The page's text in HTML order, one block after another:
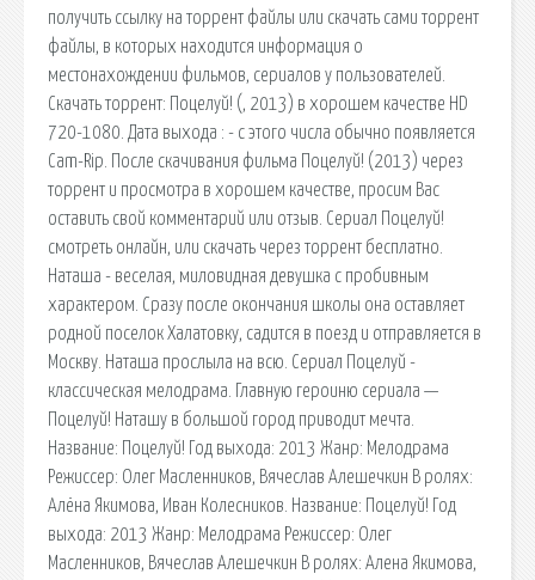
получить ссылку на торрент файлы или скачать сами торрент
файлы, в которых находится информация о
местонахождении фильмов, сериалов у пользователей.
Скачать торрент: Поцелуй! (, 2013) в хорошем качестве HD
720-1080. Дата выхода : - с этого числа обычно появляется
Cam-Rip. После скачивания фильма Поцелуй! (2013) через
торрент и просмотра в хорошем качестве, просим Вас
оставить свой комментарий или отзыв. Сериал Поцелуй!
смотреть онлайн, или скачать через торрент бесплатно.
Наташа - веселая, миловидная девушка с пробивным
характером. Сразу после окончания школы она оставляет
родной поселок Халатовку, садится в поезд и отправляется в
Москву. Наташа прослыла на всю. Сериал Поцелуй -
классическая мелодрама. Главную героиню сериала —
Поцелуй! Наташу в большой город приводит мечта.
Название: Поцелуй! Год выхода: 2013 Жанр: Мелодрама
Режиссер: Олег Масленников, Вячеслав Алешечкин В ролях:
Алёна Якимова, Иван Колесников. Название: Поцелуй! Год
выхода: 2013 Жанр: Мелодрама Режиссер: Олег
Масленников, Вячеслав Алешечкин В ролях: Алена Якимова,